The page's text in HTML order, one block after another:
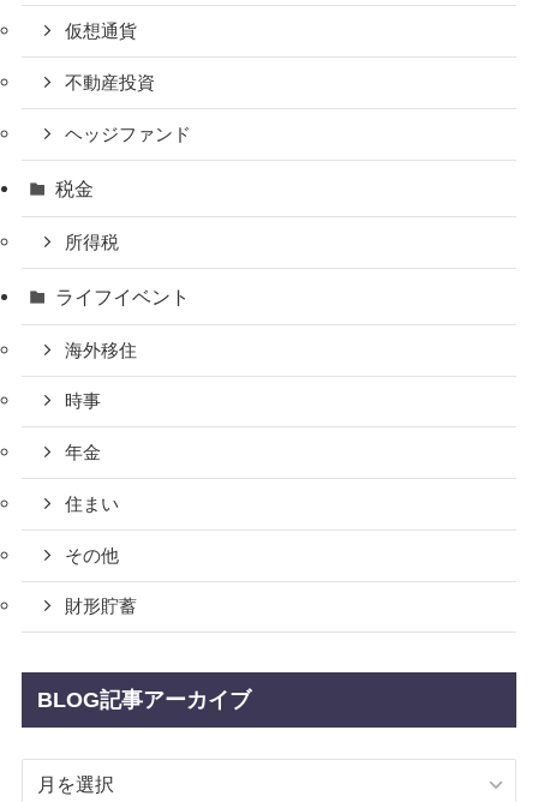
仮想通貨
不動産投資
ヘッジファンド
税金
所得税
ライフイベント
海外移住
時事
年金
住まい
その他
財形貯蓄
BLOG記事アーカイブ
BLOG